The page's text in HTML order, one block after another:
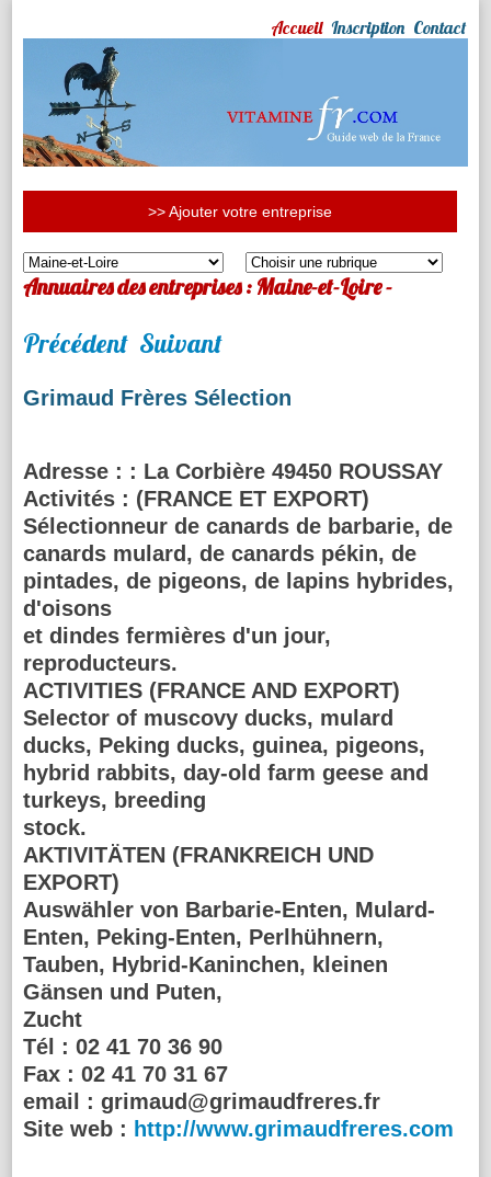
Accueil Inscription Contact
>> Ajouter votre entreprise
Annuaires des entreprises : Maine-et-Loire -
Précédent Suivant
Grimaud Frères Sélection
Adresse : : La Corbière 49450 ROUSSAY
Activités : (FRANCE ET EXPORT)
Sélectionneur de canards de barbarie, de
canards mulard, de canards pékin, de
pintades, de pigeons, de lapins hybrides,
d'oisons
et dindes fermières d'un jour,
reproducteurs.
ACTIVITIES (FRANCE AND EXPORT)
Selector of muscovy ducks, mulard
ducks, Peking ducks, guinea, pigeons,
hybrid rabbits, day-old farm geese and
turkeys, breeding
stock.
AKTIVITÄTEN (FRANKREICH UND
EXPORT)
Auswähler von Barbarie-Enten, Mulard-
Enten, Peking-Enten, Perlhühnern,
Tauben, Hybrid-Kaninchen, kleinen
Gänsen und Puten,
Zucht
Tél : 02 41 70 36 90
Fax : 02 41 70 31 67
email : grimaud@grimaudfreres.fr
Site web : http://www.grimaudfreres.com